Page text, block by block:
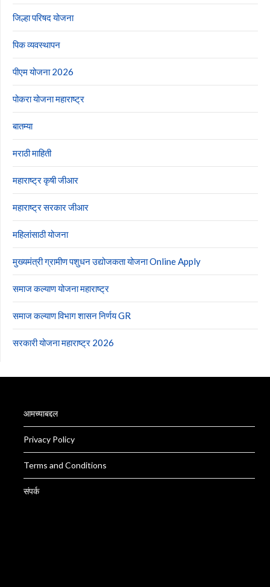
जिल्हा परिषद योजना
पिक व्यवस्थापन
पीएम योजना 2026
पोकरा योजना महाराष्ट्र
बातम्या
मराठी माहिती
महाराष्ट्र कृषी जीआर
महाराष्ट्र सरकार जीआर
महिलांसाठी योजना
मुख्यमंत्री ग्रामीण पशुधन उद्योजकता योजना Online Apply
समाज कल्याण योजना महाराष्ट्र
समाज कल्याण विभाग शासन निर्णय GR
सरकारी योजना महाराष्ट्र 2026
आमच्याबद्दल
Privacy Policy
Terms and Conditions
संपर्क